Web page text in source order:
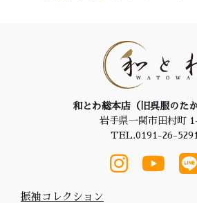
和とわ総本店（旧呉服のた
岩手県一関市田村町
TEL.0191-26-5291
振袖コレクション